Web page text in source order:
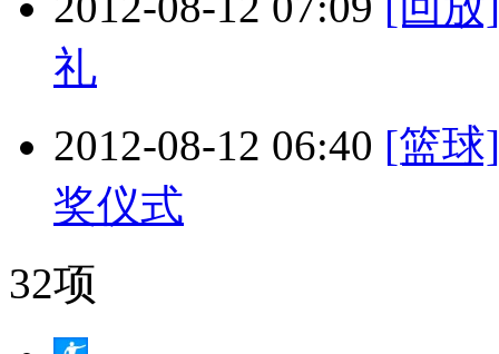
礼
2012-08-12 06:40 [篮球
奖仪式
32项